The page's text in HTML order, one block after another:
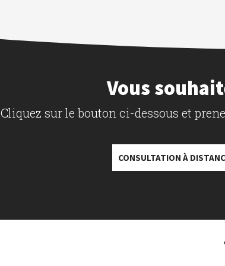
Vous
Cliquez sur le bouton ci-dessous et
CONSULTATION À